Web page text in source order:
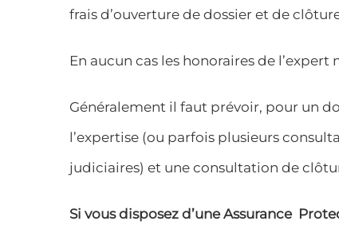
frais d’ouverture de dossier et de
En aucun cas les honoraires de
Généralement il faut prévoir, pour un
l’expertise (ou parfois plusieurs
judiciaires) et une consultation de
Si vous disposez d’une Assurance